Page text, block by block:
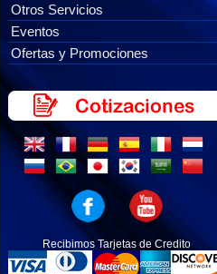
Otros Servicios
Eventos
Ofertas y Promociones
Recibimos Tarjetas de Credito